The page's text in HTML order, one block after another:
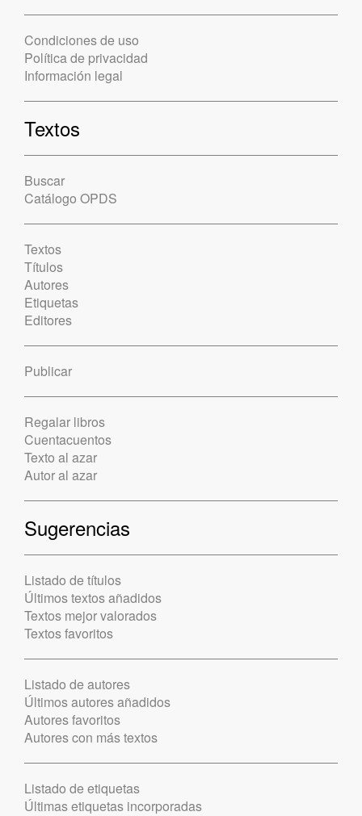
Condiciones de uso
Política de privacidad
Información legal
Textos
Buscar
Catálogo OPDS
Textos
Títulos
Autores
Etiquetas
Editores
Publicar
Regalar libros
Cuentacuentos
Texto al azar
Autor al azar
Sugerencias
Listado de títulos
Últimos textos añadidos
Textos mejor valorados
Textos favoritos
Listado de autores
Últimos autores añadidos
Autores favoritos
Autores con más textos
Listado de etiquetas
Últimas etiquetas incorporadas